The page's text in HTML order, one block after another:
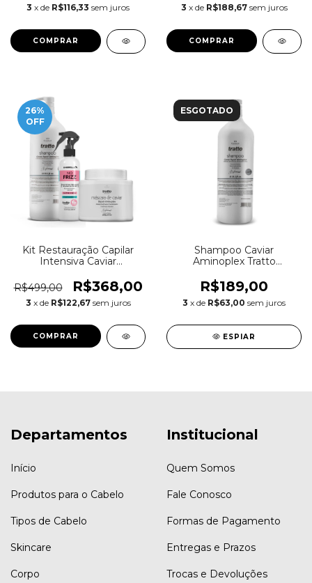
3 x de R$116,33 sem juros 3 x de R$188,67 sem juros
26%
OFF
Kit Restauração Capilar
Intensiva Caviar
Bancada
R$499,00 R$368,00
3 x de R$122,67 sem juros
ESGOTADO
Shampoo Caviar
Aminoplex Tratto
Sensibilizados Profissional
R$189,00
3 x de R$63,00 sem juros
ESPIAR
Departamentos
Início
Produtos para o Cabelo
Tipos de Cabelo
Skincare
Corpo
Institucional
Quem Somos
Fale Conosco
Formas de Pagamento
Entregas e Prazos
Trocas e Devoluções